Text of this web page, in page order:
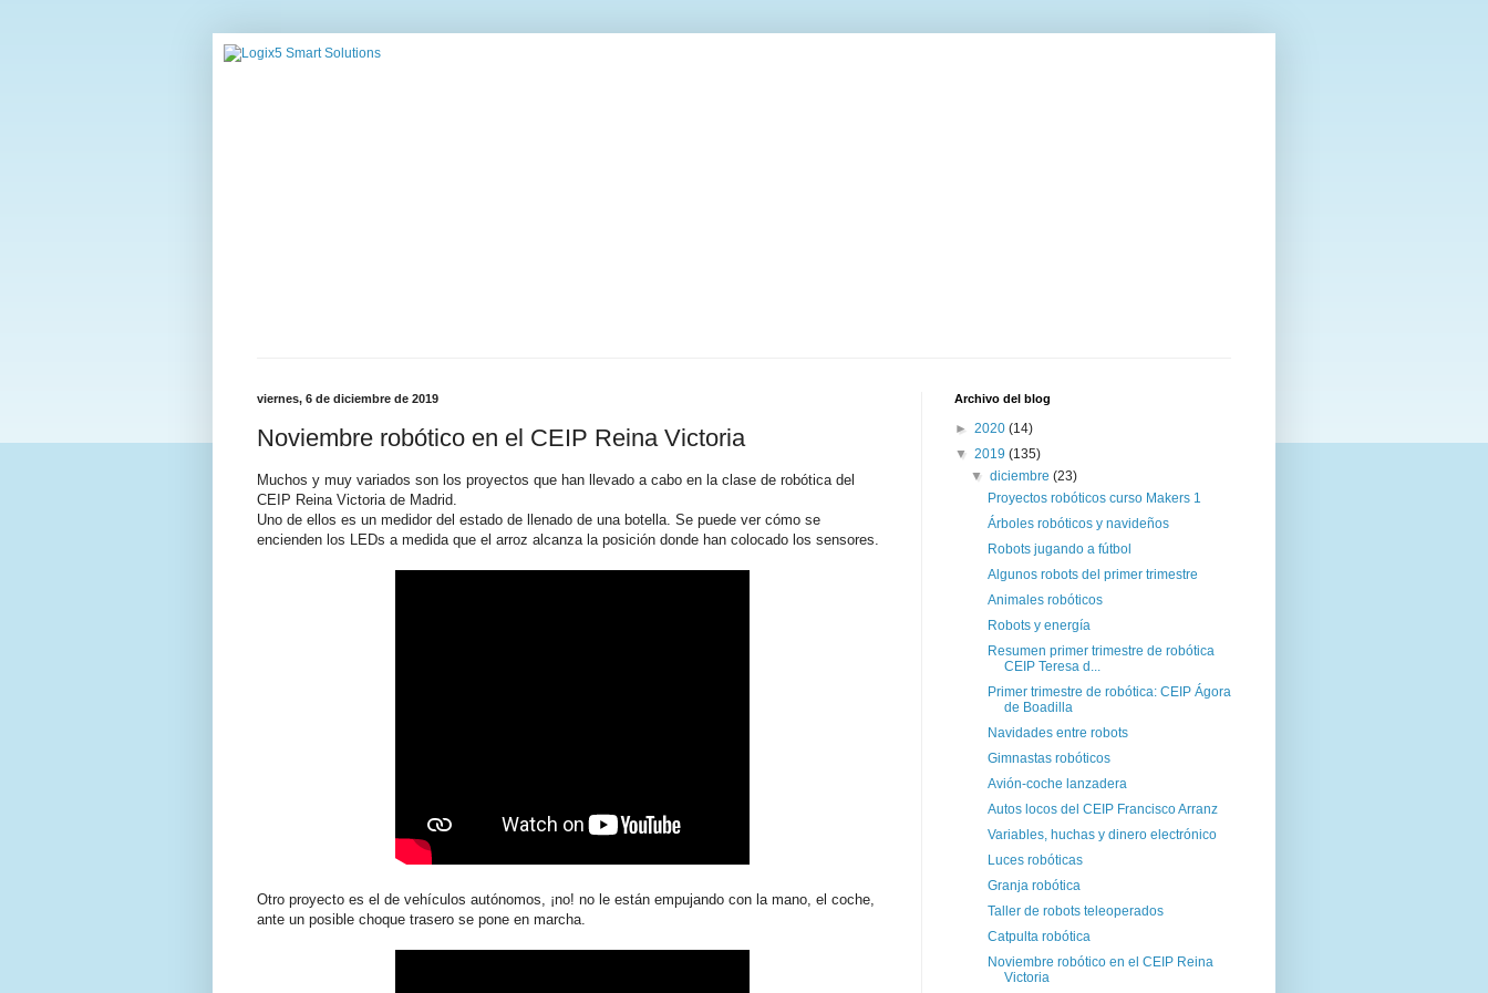
viernes, 6 de diciembre de 2019
Noviembre robótico en el CEIP Reina Victoria
Muchos y muy variados son los proyectos que han llevado a cabo en la clase de robótica del
CEIP Reina Victoria de Madrid.
Uno de ellos es un medidor del estado de llenado de una botella. Se puede ver cómo se
encienden los LEDs a medida que el arroz alcanza la posición donde han colocado los sensores.
Otro proyecto es el de vehículos autónomos, ¡no! no le están empujando con la mano, el coche,
ante un posible choque trasero se pone en marcha.
Archivo del blog
► 2020 (14)
▼ 2019 (135)
▼diciembre(23)
Proyectos robóticos curso Makers 1
Árboles robóticos y navideños
Robots jugando a fútbol
Algunos robots del primer trimestre
Animales robóticos
Robots y energía
Resumen primer trimestre de robótica
CEIP Teresa d...
Primer trimestre de robótica: CEIP Ágora
de Boadilla
Navidades entre robots
Gimnastas robóticos
Avión-coche lanzadera
Autos locos del CEIP Francisco Arranz
Variables, huchas y dinero electrónico
Luces robóticas
Granja robótica
Taller de robots teleoperados
Catpulta robótica
Noviembre robótico en el CEIP Reina
Victoria